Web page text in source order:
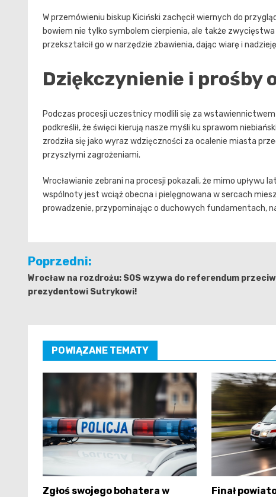
W przemówieniu biskup Kiciński zachęcił wiernych do
bowiem nie tylko symbolem cierpienia, ale także
przekształcił go w narzędzie zbawienia, dając wiarę i
Dziękczynienie i prośby
Podczas procesji uczestnicy modlili się za
podkreślił, że święci kierują nasze myśli ku sprawom
zrodziła się jako wyraz wdzięczności za ocalenie miasta
przyszłymi zagrożeniami.
Wrocławianie zebrani na procesji pokazali, że mimo upływu
wspólnoty jest wciąż obecna i pielęgnowana w sercach
prowadzenie, przypominając o duchowych fundamentach,
Nawigacja
wpisu
Poprzedni:
Wrocław na rozdrożu: SOS wzywa do referendum przeciw
prezydentowi Sutrykowi!
POWIĄZANE TEMATY
Zgłoś swojego bohatera w
Finał